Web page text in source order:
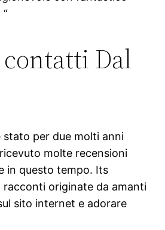
Dal
stato per due molti anni
molte recensioni
in questo tempo. Its
racconti originate da amanti
sito internet e adorare